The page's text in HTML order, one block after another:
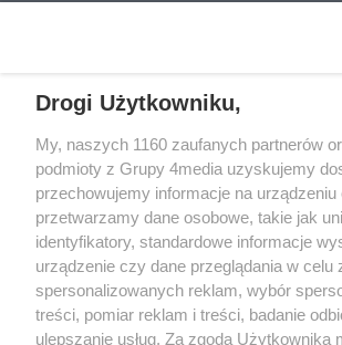
Reklama Kontakt Regulamin
Regulamin prenumeraty
Zapisz się do
Drogi Użytkowniku,
My, naszych 1160 zaufanych partnerów
podmioty z Grupy 4media uzyskujemy
przechowujemy informacje na urządzeniu
przetwarzamy dane osobowe, takie jak
identyfikatory, standardowe informacje
urządzenie czy dane przeglądania w celu
spersonalizowanych reklam, wybór
treści, pomiar reklam i treści, badanie
ulepszanie usług. Za zgodą Użytkownika